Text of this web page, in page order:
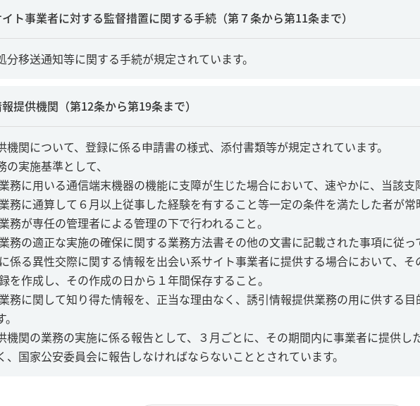
ト事業者に対する監督措置に関する手続（第７条から第11条まで）
移送通知等に関する手続が規定されています。
提供機関（第12条から第19条まで）
機関について、登録に係る申請書の様式、添付書類等が規定されています。
実施基準として、
に用いる通信端末機器の機能に支障が生じた場合において、速やかに、当該支
に通算して６月以上従事した経験を有すること等一定の条件を満たした者が常
が専任の管理者による管理の下で行われること。
の適正な実施の確保に関する業務方法書その他の文書に記載された事項に従っ
係る異性交際に関する情報を出会い系サイト事業者に提供する場合において、
を作成し、その作成の日から１年間保存すること。
に関して知り得た情報を、正当な理由なく、誘引情報提供業務の用に供する目
機関の業務の実施に係る報告として、３月ごとに、その期間内に事業者に提供
国家公安委員会に報告しなければならないこととされています。